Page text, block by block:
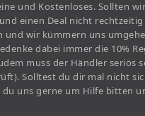
und Kostenloses. Sollten
einen Deal nicht
und wir kümmern uns
dabei immer die 10%
muss der Händler seriös
Solltest du dir mal nicht
uns gerne um Hilfe bitten